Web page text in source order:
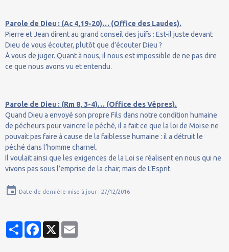
Parole de Dieu : (Ac 4,19-20)… (Office des Laudes).
Pierre et Jean dirent au grand conseil des juifs : Est-il juste devant
Dieu de vous écouter, plutôt que d’écouter Dieu ?
À vous de juger. Quant à nous, il nous est impossible de ne pas dire
ce que nous avons vu et entendu.
Parole de Dieu : (Rm 8, 3-4)… (Office des Vêpres).
Quand Dieu a envoyé son propre Fils dans notre condition humaine
de pécheurs pour vaincre le péché, il a fait ce que la loi de Moïse ne
pouvait pas faire à cause de la faiblesse humaine : il a détruit le
péché dans l’homme charnel.
Il voulait ainsi que les exigences de la Loi se réalisent en nous qui ne
vivons pas sous l’emprise de la chair, mais de L’Esprit.
Date de dernière mise à jour : 27/12/2016
PartagerFacebook
X